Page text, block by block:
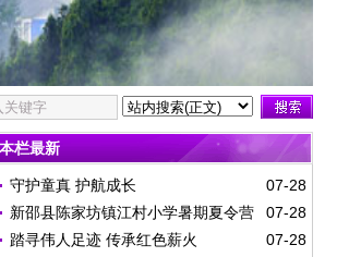
栏最新
07-28
守护童真 护航成长
07-28
新邵县陈家坊镇江村小学暑期夏令营
一日纪实
07-28
踏寻伟人足迹 传承红色薪火